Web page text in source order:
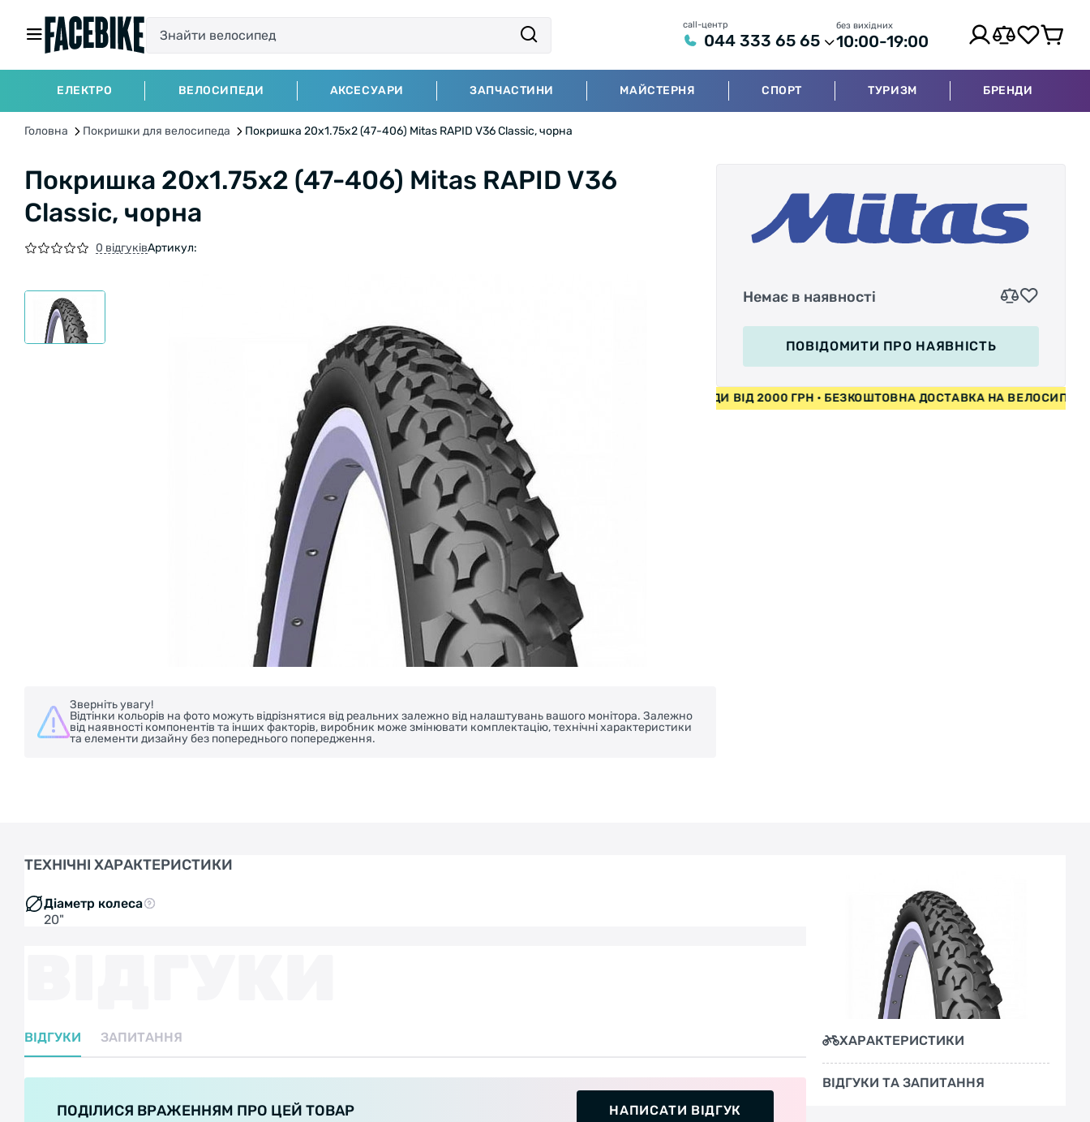
call-центр
044 333 65 65
без вихідних
10:00-19:00
ЕЛЕКТРО ВЕЛОСИПЕДИ АКСЕСУАРИ ЗАПЧАСТИНИ МАЙСТЕРНЯ СПОРТ ТУРИЗМ БРЕНДИ
Головна Покришки для велосипеда Покришка 20x1.75x2 (47-406) Mitas RAPID V36 Classic, чорна
Покришка 20x1.75x2 (47-406) Mitas RAPID V36
Classic, чорна
0 відгуківАртикул:
Зверніть увагу!
Відтінки кольорів на фото можуть відрізнятися від реальних залежно від налаштувань вашого монітора. Залежно
від наявності компонентів та інших факторів, виробник може змінювати комплектацію, технічні характеристики
та елементи дизайну без попереднього попередження.
Немає в наявності
ПОВІДОМИТИ ПРО НАЯВНІСТЬ
БЕЗКОШТОВНА ДОСТАВКА НА ВЕЛОСИПЕДИ ВІД 2000 ГРН • БЕЗКОШТОВНА ДОСТАВКА НА ВЕЛОСИПЕДИ ВІД 2000 ГРН • БЕЗКОШТОВНА ДОСТАВКА НА
ТЕХНІЧНІ ХАРАКТЕРИСТИКИ
Діаметр колеса
20"
ВІДГУКИ ЗАПИТАННЯ
ПОДІЛИСЯ ВРАЖЕННЯМ ПРО ЦЕЙ ТОВАР НАПИСАТИ ВІДГУК
ХАРАКТЕРИСТИКИ
ВІДГУКИ ТА ЗАПИТАННЯ